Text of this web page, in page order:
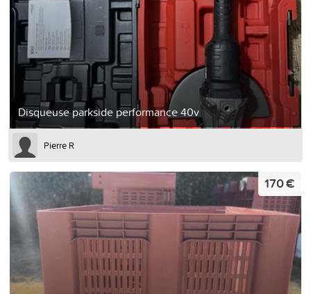
Disqueuse parkside performance 40v
Pierre R
170 €